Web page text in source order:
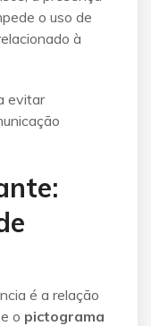
o uso de
à
evitar
é a relação
e o pictograma